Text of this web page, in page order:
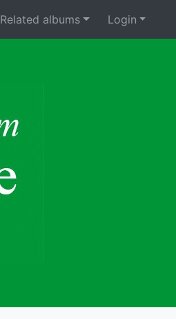
Related albums Login